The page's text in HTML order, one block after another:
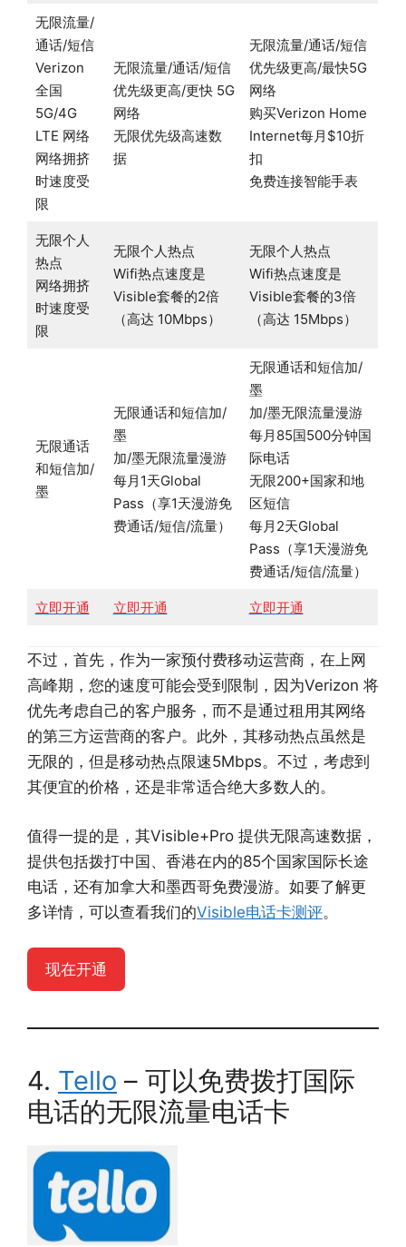
无限流量/
通话/短信
Verizon
全国
5G/4G
LTE 网络
网络拥挤
时速度受
限
无限流量/通话/短信
优先级更高/更快 5G
网络
无限优先级高速数
据
无限流量/通话/短信
优先级更高/最快5G
网络
购买Verizon Home
Internet每月$10折
扣
免费连接智能手表
无限个人
热点
网络拥挤
时速度受
限
无限个人热点
Wifi热点速度是
Visible套餐的2倍
（高达 10Mbps）
无限个人热点
Wifi热点速度是
Visible套餐的3倍
（高达 15Mbps）
无限通话
和短信加/
墨
无限通话和短信加/
墨
加/墨无限流量漫游
每月1天Global
Pass（享1天漫游免
费通话/短信/流量）
无限通话和短信加/
墨
加/墨无限流量漫游
每月85国500分钟国
际电话
无限200+国家和地
区短信
每月2天Global
Pass（享1天漫游免
费通话/短信/流量）
立即开通 立即开通 立即开通
不过，首先，作为一家预付费移动运营商，在上网
高峰期，您的速度可能会受到限制，因为Verizon 将
优先考虑自己的客户服务，而不是通过租用其网络
的第三方运营商的客户。此外，其移动热点虽然是
无限的，但是移动热点限速5Mbps。不过，考虑到
其便宜的价格，还是非常适合绝大多数人的。
值得一提的是，其Visible+Pro 提供无限高速数据，
提供包括拨打中国、香港在内的85个国家国际长途
电话，还有加拿大和墨西哥免费漫游。如要了解更
多详情，可以查看我们的Visible电话卡测评。
现在开通
4. Tello – 可以免费拨打国际
电话的无限流量电话卡